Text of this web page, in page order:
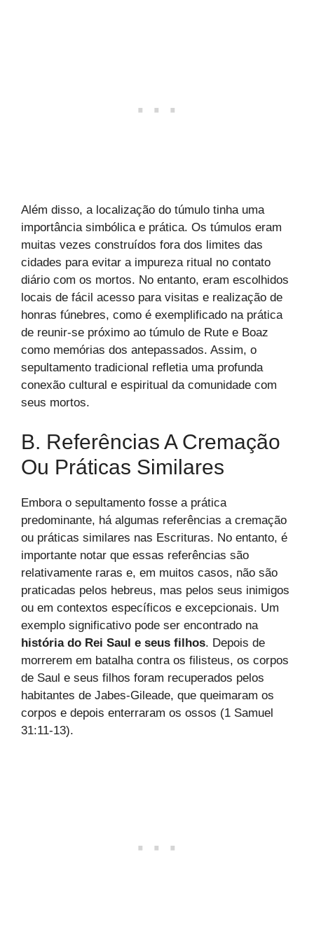
Além disso, a localização do túmulo tinha uma
importância simbólica e prática. Os túmulos eram
muitas vezes construídos fora dos limites das
cidades para evitar a impureza ritual no contato
diário com os mortos. No entanto, eram escolhidos
locais de fácil acesso para visitas e realização de
honras fúnebres, como é exemplificado na prática
de reunir-se próximo ao túmulo de Rute e Boaz
como memórias dos antepassados. Assim, o
sepultamento tradicional refletia uma profunda
conexão cultural e espiritual da comunidade com
seus mortos.
B. Referências A Cremação
Ou Práticas Similares
Embora o sepultamento fosse a prática
predominante, há algumas referências a cremação
ou práticas similares nas Escrituras. No entanto, é
importante notar que essas referências são
relativamente raras e, em muitos casos, não são
praticadas pelos hebreus, mas pelos seus inimigos
ou em contextos específicos e excepcionais. Um
exemplo significativo pode ser encontrado na
história do Rei Saul e seus filhos. Depois de
morrerem em batalha contra os filisteus, os corpos
de Saul e seus filhos foram recuperados pelos
habitantes de Jabes-Gileade, que queimaram os
corpos e depois enterraram os ossos (1 Samuel
31:11-13).